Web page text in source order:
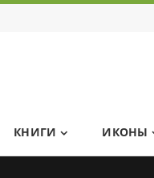
КНИГИ ИКОНЫ